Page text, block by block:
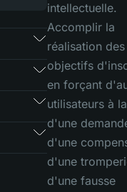
intellectuelle.
Accomplir la
réalisation des
objectifs
en forçant
utilisateurs à
d'une
d'une
d'une
d'une fausse